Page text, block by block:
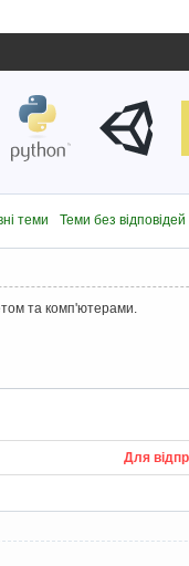
теми Теми без відповідей
та комп'ютерами.
Для